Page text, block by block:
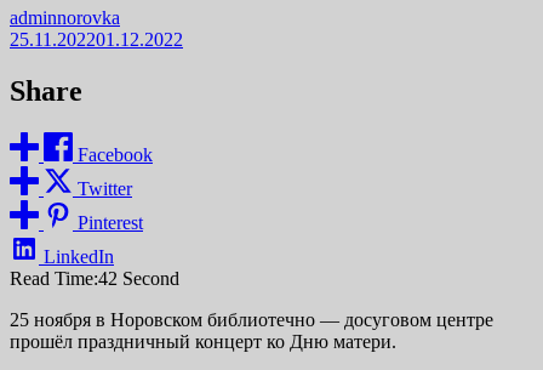
adminnorovka
25.11.202201.12.2022
Share
Facebook
Twitter
Pinterest
LinkedIn
Read Time:42 Second
25 ноября в Норовском библиотечно — досуговом центре
прошёл праздничный концерт ко Дню матери.